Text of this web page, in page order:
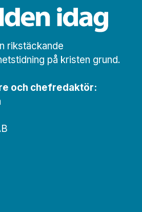
rikstäckande
på kristen grund.
och chef­redaktör: